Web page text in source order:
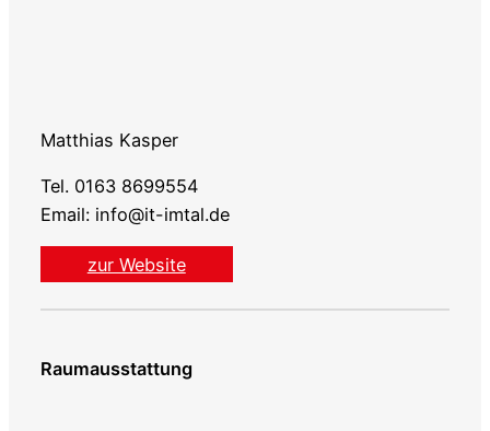
Matthias Kasper
Tel. 0163 8699554
Email: info@it-imtal.de
zur Website
Raumausstattung